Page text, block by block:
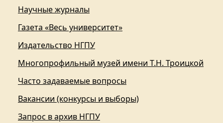
Научные журналы
Газета «Весь университет»
Издательство НГПУ
Многопрофильный музей имени Т.Н. Троицкой
Часто задаваемые вопросы
Вакансии (конкурсы и выборы)
Запрос в архив НГПУ